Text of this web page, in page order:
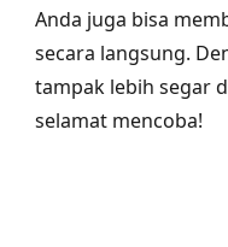
Anda juga bisa
secara langsung.
tampak lebih segar
selamat mencoba!